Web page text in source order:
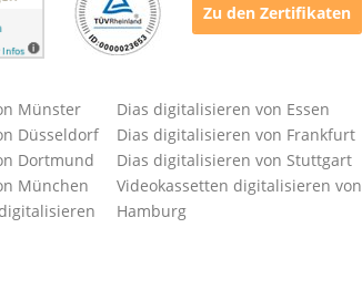
Zu den Zertifikaten
Münster
Düsseldorf
Dortmund
München
Dias digitalisieren von Essen
Dias digitalisieren von Frankfurt
Dias digitalisieren von Stuttgart
Videokassetten digitalisieren von
Hamburg